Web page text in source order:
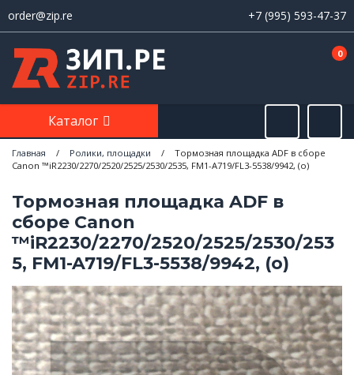
order@zip.re +7 (995) 593-47-37
0
Каталог
Главная / Ролики, площадки /
Тормозная площадка ADF в сборе
Canon ™iR2230/2270/2520/2525/2530/2535, FM1-A719/FL3-5538/9942, (o)
Тормозная площадка ADF в
сборе Canon
™iR2230/2270/2520/2525/2530/253
5, FM1-A719/FL3-5538/9942, (o)